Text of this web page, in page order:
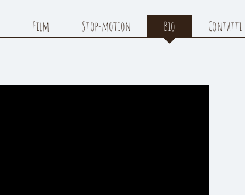
Film Stop-motion Bio Contatti